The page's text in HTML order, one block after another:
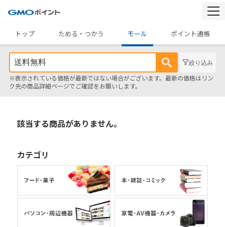
トップ
ためる・つかう モール ポイント通帳
絞り込み
※表示されている価格が最新ではない場合がございます。最新の価格はリン
ク先の商品詳細ページでご確認をお願いします。
該当する商品がありません。
カテゴリ